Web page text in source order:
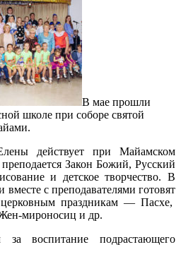
В мае прошли
школе при соборе святой
действует при Майамском
Закон Божий, Русский
и детское творчество. В
вместе с преподавателями готовят
праздникам — Пасхе,
мироносиц и др.
за воспитание подрастающего